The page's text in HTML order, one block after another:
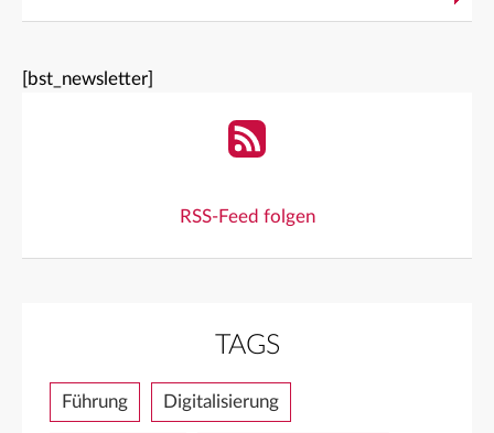
[bst_newsletter]
RSS-Feed folgen
TAGS
Führung Digitalisierung